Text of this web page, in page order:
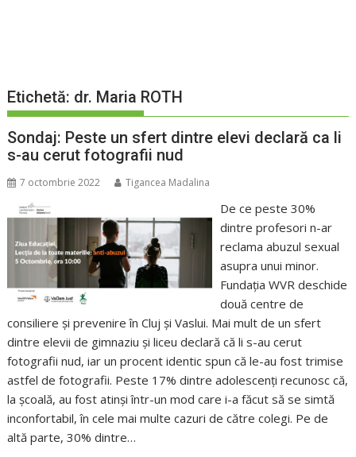
Etichetă: dr. Maria ROTH
Sondaj: Peste un sfert dintre elevi declară ca li
s-au cerut fotografii nud
7 octombrie 2022 Tigancea Madalina
De ce peste 30%
dintre profesori n-ar
reclama abuzul sexual
asupra unui minor.
Fundația WVR deschide
două centre de
consiliere şi prevenire în Cluj şi Vaslui. Mai mult de un sfert
dintre elevii de gimnaziu şi liceu declară că li s-au cerut
fotografii nud, iar un procent identic spun că le-au fost trimise
astfel de fotografii. Peste 17% dintre adolescenţi recunosc că,
la școală, au fost atinși într-un mod care i-a făcut să se simtă
inconfortabil, în cele mai multe cazuri de către colegi. Pe de
altă parte, 30% dintre…